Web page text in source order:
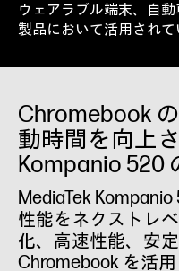
ウェアラブル端末、自
製品において活用されて
Chromebook
動時間を向上
Kompanio 520
MediaTek
性能をネクストレ
化、高速性能、安
Chromebook を活